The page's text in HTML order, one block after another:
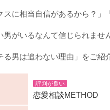
スに相当自信があるから？」
男がいるなんて信じられませ
る男は追わない理由」をご紹
評判が良い
恋愛相談METHOD